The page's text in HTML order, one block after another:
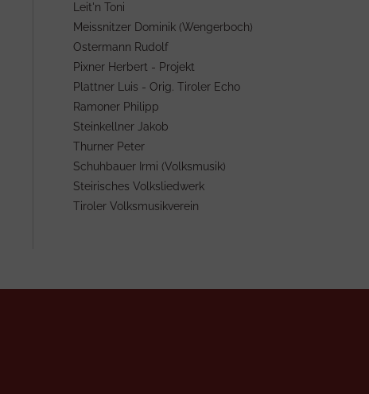
Leit'n Toni
Meissnitzer Dominik (Wengerboch)
Ostermann Rudolf
Pixner Herbert - Projekt
Plattner Luis - Orig. Tiroler Echo
Ramoner Philipp
Steinkellner Jakob
Thurner Peter
Schuhbauer Irmi (Volksmusik)
Steirisches Volksliedwerk
Tiroler Volksmusikverein